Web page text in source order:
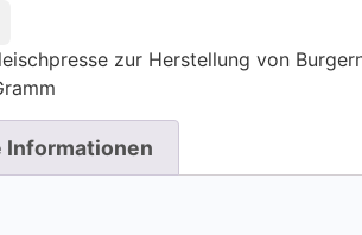
zur Herstellung von
Informationen